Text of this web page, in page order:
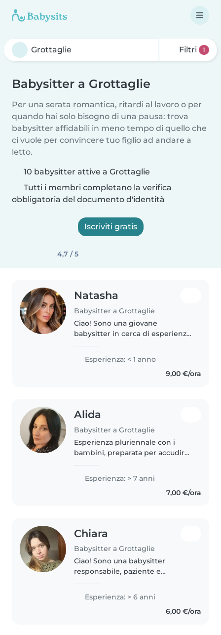
Filtri 1
Babysitter a Grottaglie
Per una serata romantica, ritardi al lavoro o per
quando hai solo bisogno di una pausa: trova
babysitter affidabili in meno tempo di quello che
ci vuole per convincere tuo figlio ad andare a
letto.
10 babysitter attive a Grottaglie
Tutti i membri completano la verifica
obbligatoria del documento d'identità
Iscriviti gratis
4,7 / 5
Natasha
Babysitter a Grottaglie
Ciao! Sono una giovane
babysitter in cerca di esperienza
primaria. mi piace disegnare,
leggere e fare musica. Sono
anche a mio agio con gli animali
Esperienza: < 1 anno
9,00 €/ora
Alida
Babysitter a Grottaglie
Esperienza pluriennale con i
bambini, preparata per accudire
aiuto compiti fino alla secondaria
Esperienza: > 7 anni
7,00 €/ora
Chiara
Babysitter a Grottaglie
Ciao! Sono una babysitter
responsabile, paziente e
esperienza con bambini in età
prescolare, dell'asilo e della
Esperienza: > 6 anni
6,00 €/ora